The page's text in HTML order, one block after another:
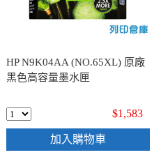
HP N9K04AA (NO.65XL) 原廠
黑色高容量墨水匣
$1,583
加入購物車